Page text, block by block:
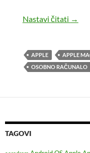
Nastavi čitati Kako
→
APPLE APPLE
OSOBNO RAČUNALO
TAGOVI